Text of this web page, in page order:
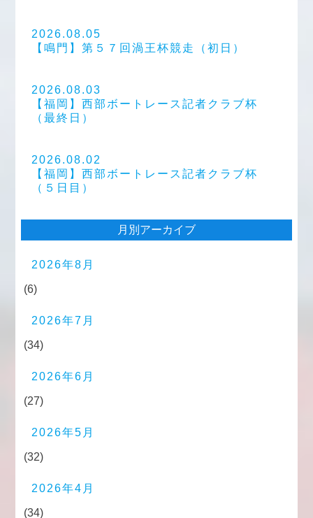
2026.08.05
【鳴門】第５７回渦王杯競走（初日）
2026.08.03
【福岡】西部ボートレース記者クラブ杯
（最終日）
2026.08.02
【福岡】西部ボートレース記者クラブ杯
（５日目）
月別アーカイブ
2026年8月
(6)
2026年7月
(34)
2026年6月
(27)
2026年5月
(32)
2026年4月
(34)